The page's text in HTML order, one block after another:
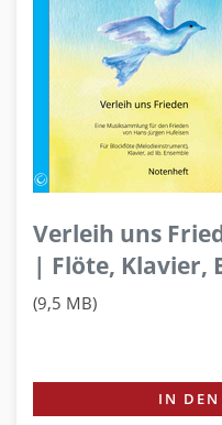
Verleih uns
| Flöte, Klavier,
(9,5 MB)
IN DEN